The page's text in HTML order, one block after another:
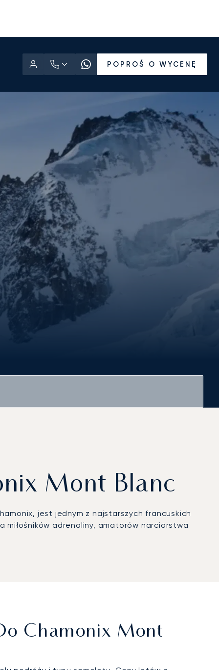
POPROŚ O WYCENĘ
Mont Blanc
jest jednym z najstarszych francuskich
adrenaliny, amatorów narciarstwa
Chamonix Mont